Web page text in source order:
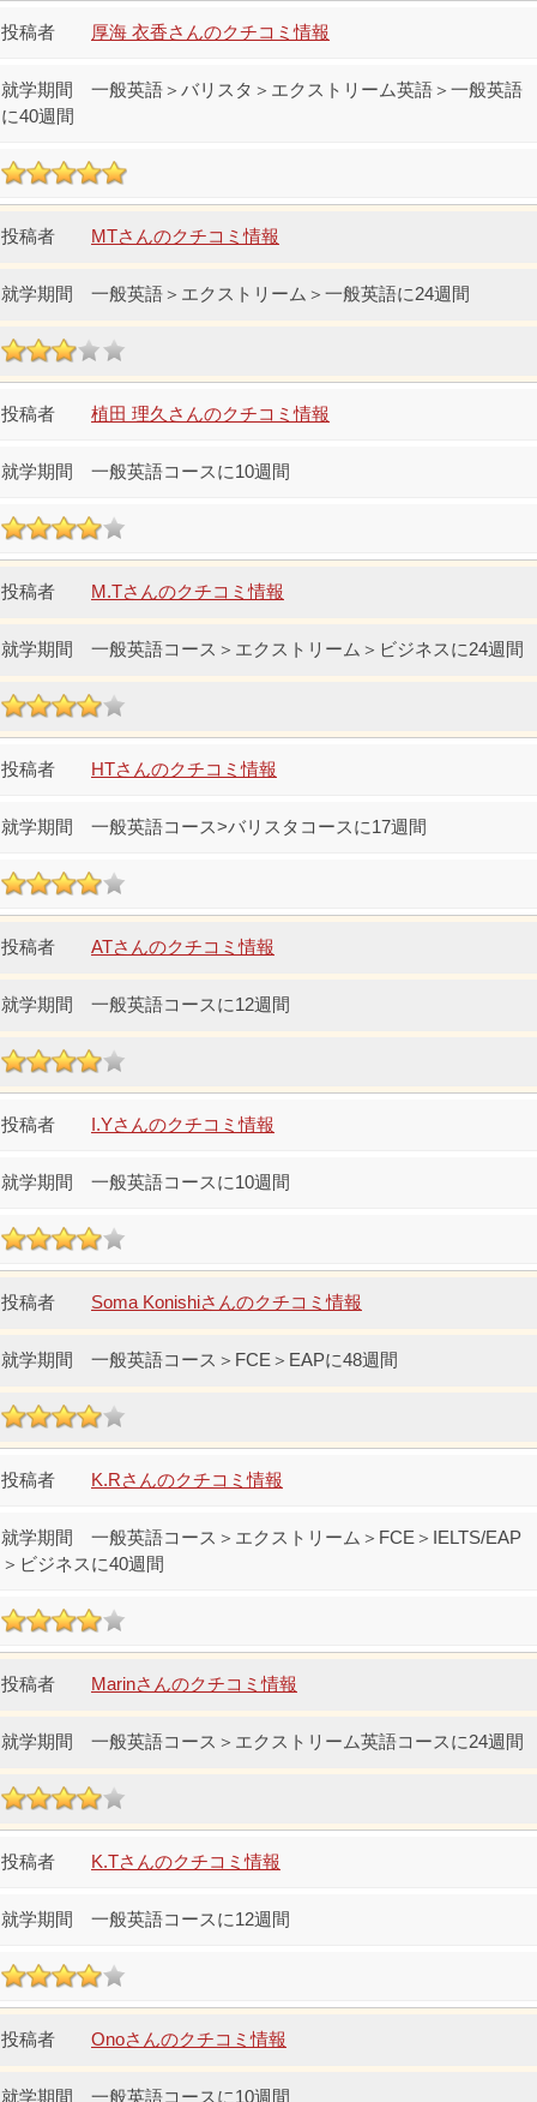
厚海 衣香さんのクチコミ情報
一般英語＞バリスタ＞エクストリーム英語＞一般英語
に40週間
MTさんのクチコミ情報
一般英語＞エクストリーム＞一般英語に24週間
植田 理久さんのクチコミ情報
一般英語コースに10週間
M.Tさんのクチコミ情報
一般英語コース＞エクストリーム＞ビジネスに24週間
HTさんのクチコミ情報
一般英語コース>バリスタコースに17週間
ATさんのクチコミ情報
一般英語コースに12週間
I.Yさんのクチコミ情報
一般英語コースに10週間
Soma Konishiさんのクチコミ情報
一般英語コース＞FCE＞EAPに48週間
K.Rさんのクチコミ情報
一般英語コース＞エクストリーム＞FCE＞IELTS/EAP
＞ビジネスに40週間
Marinさんのクチコミ情報
一般英語コース＞エクストリーム英語コースに24週間
K.Tさんのクチコミ情報
一般英語コースに12週間
Onoさんのクチコミ情報
一般英語コースに10週間